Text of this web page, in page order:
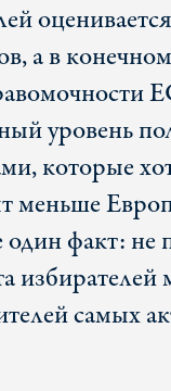
а в
уровень
которые
меньше
один факт:
избирателей
самых